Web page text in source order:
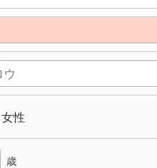
女性
歳